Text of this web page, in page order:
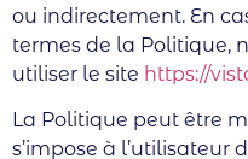
ou indirectement. En
termes de la Politique,
utiliser le site https://
La Politique peut être
s’impose à l’utilisateur